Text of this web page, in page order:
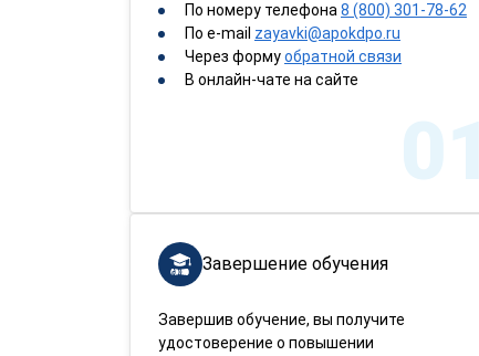
По номеру телефона 8 (800) 301-78-62
По e-mail zayavki@apokdpo.ru
Через формуобратной связи
В онлайн-чате на сайте
01
Завершение обучения
Завершив обучение, вы получите
удостоверение о повышении